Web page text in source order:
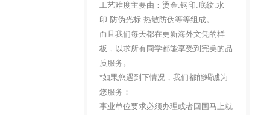
工艺难度主要由：烫金.钢印.底纹.水
印.防伪光标.热敏防伪等等组成。
而且我们每天都在更新海外文凭的样
板，以求所有同学都能享受到完美的品
质服务。
*如果您遇到下情况，我们都能竭诚为
您服务：
事业单位要求必须办理或者回国马上就